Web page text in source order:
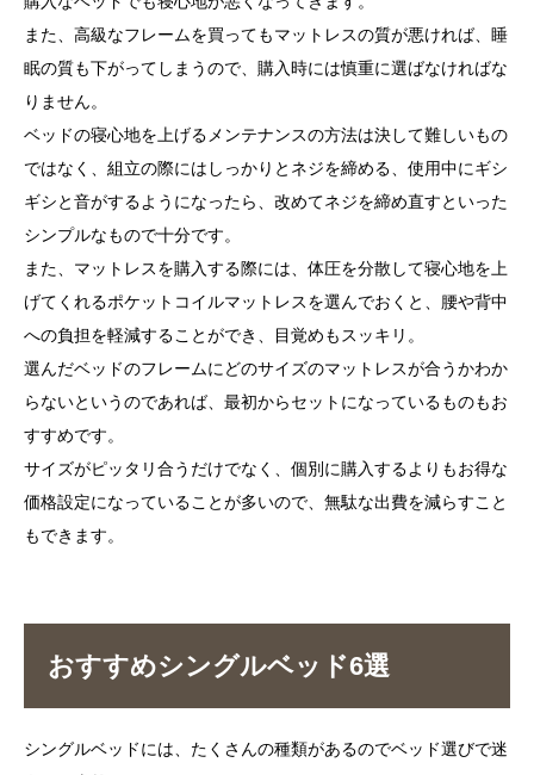
また、高級なフレームを買ってもマットレスの質が悪ければ、睡
眠の質も下がってしまうので、購入時には慎重に選ばなければな
りません。
ベッドの寝心地を上げるメンテナンスの方法は決して難しいもの
ではなく、組立の際にはしっかりとネジを締める、使用中にギシ
ギシと音がするようになったら、改めてネジを締め直すといった
シンプルなもので十分です。
また、マットレスを購入する際には、体圧を分散して寝心地を上
げてくれるポケットコイルマットレスを選んでおくと、腰や背中
への負担を軽減することができ、目覚めもスッキリ。
選んだベッドのフレームにどのサイズのマットレスが合うかわか
らないというのであれば、最初からセットになっているものもお
すすめです。
サイズがピッタリ合うだけでなく、個別に購入するよりもお得な
価格設定になっていることが多いので、無駄な出費を減らすこと
もできます。
おすすめシングルベッド6選
シングルベッドには、たくさんの種類があるのでベッド選びで迷